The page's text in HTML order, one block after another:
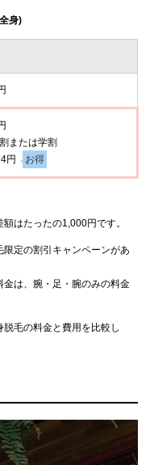
身)
または学割
円
お得
はたったの1,000円です。
定の割引キャンペーンがあ
は、腕・足・腕のみの料金
毛の料金と費用を比較し